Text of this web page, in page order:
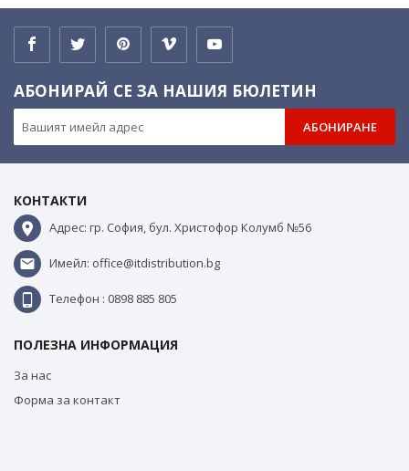
АБОНИРАЙ СЕ ЗА НАШИЯ БЮЛЕТИН
АБОНИРАНЕ
КОНТАКТИ
Адрес: гр. София, бул. Христофор Колумб №56
Имейл: office@itdistribution.bg
Телефон : 0898 885 805
ПОЛЕЗНА ИНФОРМАЦИЯ
За нас
Форма за контакт